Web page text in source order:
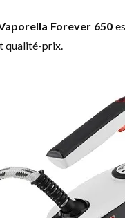
Forever 650
qualité-prix.